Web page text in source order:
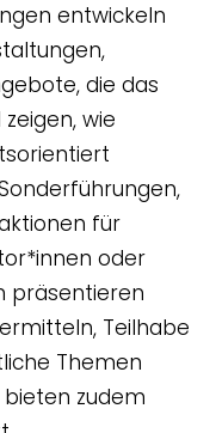
entwickeln
die das
wie
für
oder
präsentieren
Teilhabe
Themen
zudem